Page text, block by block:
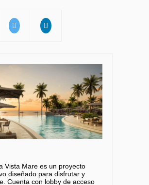
Vista Mare es un proyecto
diseñado para disfrutar y
Cuenta con lobby de acceso